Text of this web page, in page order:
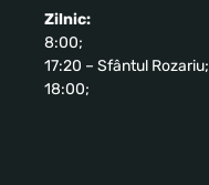
Zilnic:
8:00;
17:20 – Sfântul Rozariu;
18:00;